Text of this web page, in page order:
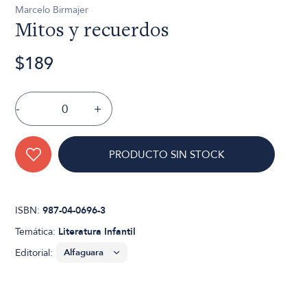
Marcelo Birmajer
Mitos y recuerdos
$189
- +
PRODUCTO SIN STOCK
ISBN:987-04-0696-3
Temática: Literatura Infantil
Editorial: